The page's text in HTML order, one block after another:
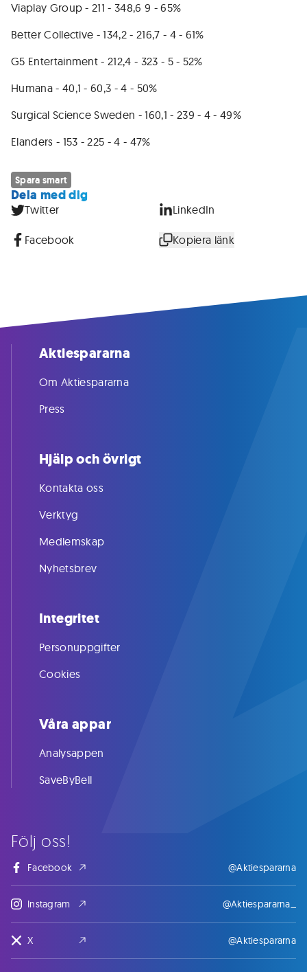
Viaplay Group - 211 - 348,6 9 - 65%
Better Collective - 134,2 - 216,7 - 4 - 61%
G5 Entertainment - 212,4 - 323 - 5 - 52%
Humana - 40,1 - 60,3 - 4 - 50%
Surgical Science Sweden - 160,1 - 239 - 4 - 49%
Elanders - 153 - 225 - 4 - 47%
Spara smart
Dela med dig
Twitter LinkedIn
Facebook Kopiera länk
Följ oss!
Facebook @Aktiespararna
Instagram @Aktiespararna_
X @Aktiespararna
Aktiespararna
Om Aktiespararna
Press
Hjälp och övrigt
Kontakta oss
Verktyg
Medlemskap
Nyhetsbrev
Integritet
Personuppgifter
Cookies
Våra appar
Analysappen
SaveByBell